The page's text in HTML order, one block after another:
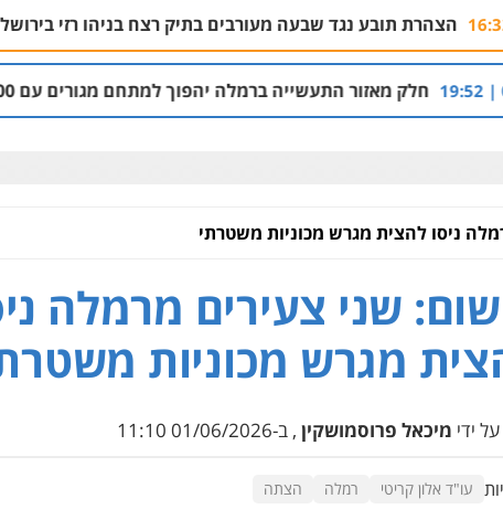
נגד שבעה מעורבים בתיק רצח בניהו רזי בירושלים 04.08 | 13:37
התעשייה ברמלה יהפוך למתחם מגורים עם 1,700 יחידות דיור
ניסו להצית מגרש מכוניות משטרתי
שני צעירים מרמלה
מגרש מכוניות
ידי מיכאל פרוסמושקין , ב-01/06/2026 11:10
עו"ד אלון קריטי רמלה הצתה